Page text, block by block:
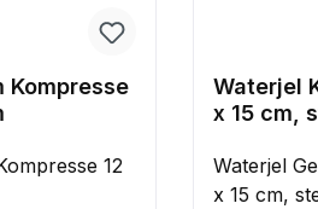
Kompresse
12
Waterjel
x 15 cm,
Waterjel
x 15 cm,